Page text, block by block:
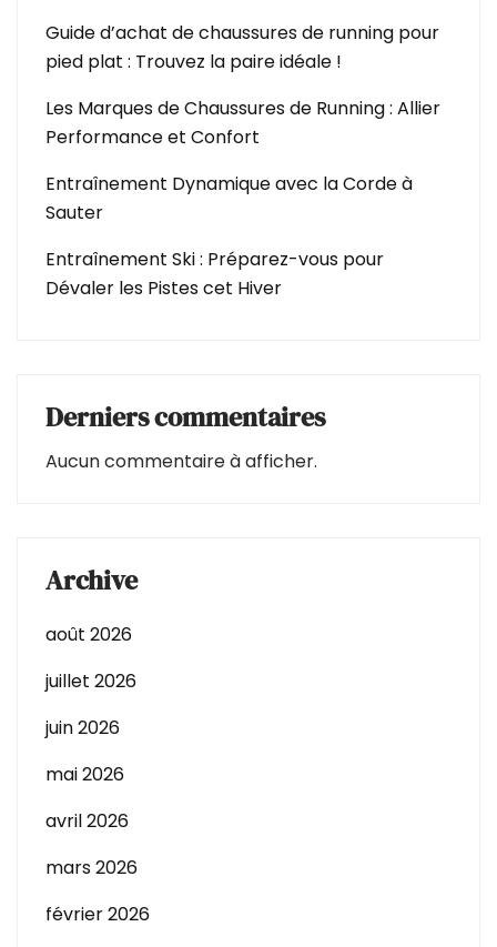
Guide d’achat de chaussures de running pour
pied plat : Trouvez la paire idéale !
Les Marques de Chaussures de Running : Allier
Performance et Confort
Entraînement Dynamique avec la Corde à
Sauter
Entraînement Ski : Préparez-vous pour
Dévaler les Pistes cet Hiver
Derniers commentaires
Aucun commentaire à afficher.
Archive
août 2026
juillet 2026
juin 2026
mai 2026
avril 2026
mars 2026
février 2026